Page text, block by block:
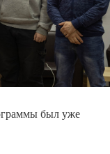
был уже